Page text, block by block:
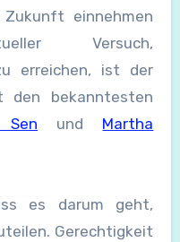
einnehmen
Versuch,
erreichen, ist der
den bekanntesten
Sen und Martha
es darum geht,
Gerechtigkeit